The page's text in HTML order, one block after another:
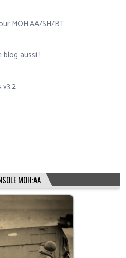
MOH:AA/SH/BT
blog aussi !
MOH:AA